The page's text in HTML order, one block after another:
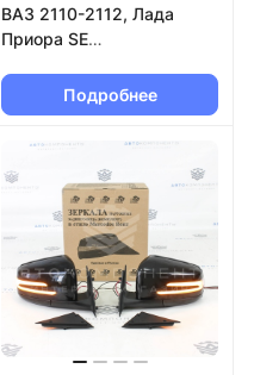
ВАЗ 2110-2112, Лада
Приора SE
повторителями
(оригинал) в цвет кузова
Подробнее